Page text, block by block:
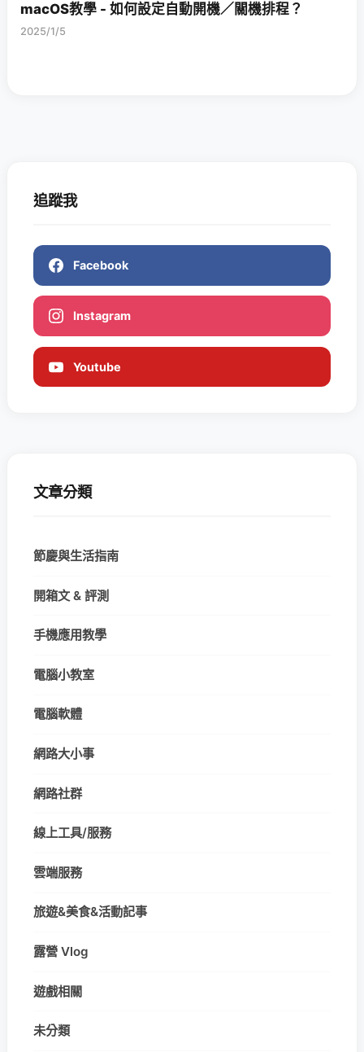
macOS教學 - 如何設定自動開機／關機排程？
2025/1/5
追蹤我
Facebook
Instagram
Youtube
文章分類
節慶與生活指南
開箱文 & 評測
手機應用教學
電腦小教室
電腦軟體
網路大小事
網路社群
線上工具/服務
雲端服務
旅遊&美食&活動記事
露營 Vlog
遊戲相關
未分類